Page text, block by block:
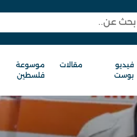
فيديو
بوست
مقالات
موسوعة
فلسطين